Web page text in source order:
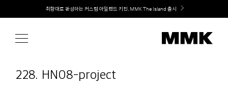
content
Welcome! 신규 회원가입 시 MMK Shop Coupon (총 60만원) 지급
228. HN08-project